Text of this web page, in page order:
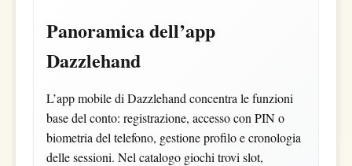
Panoramica dell’app
Dazzlehand
L’app mobile di Dazzlehand concentra le funzioni
base del conto: registrazione, accesso con PIN o
biometria del telefono, gestione profilo e cronologia
delle sessioni. Nel catalogo giochi trovi slot,